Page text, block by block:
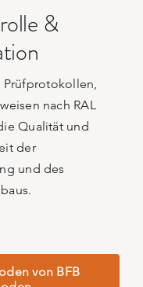
&
nach RAL
Qualität und
der
und des
&
Ihres
umfassende
GZ 507. So
Ausführung
von BFB